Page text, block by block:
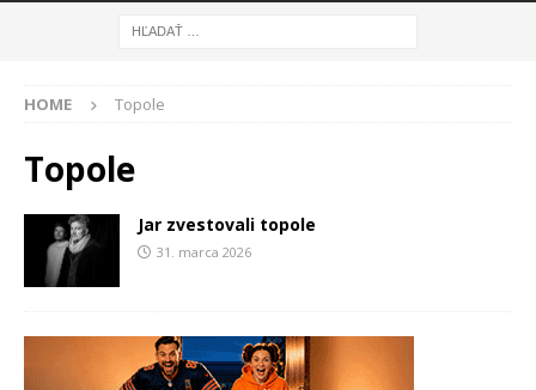
HOME Topole
Topole
Jar zvestovali topole
31. marca 2026